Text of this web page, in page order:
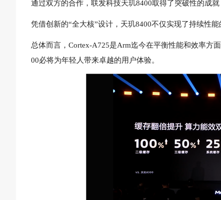
通过双方的合作，联发科技天玑8400取得了突破性的成
凭借创新的“全大核”设计，天玑8400不仅实现了持续性
总体而言，Cortex-A725是Arm迄今在平衡性能和效率方
00必将为年轻人带来卓越的用户体验。